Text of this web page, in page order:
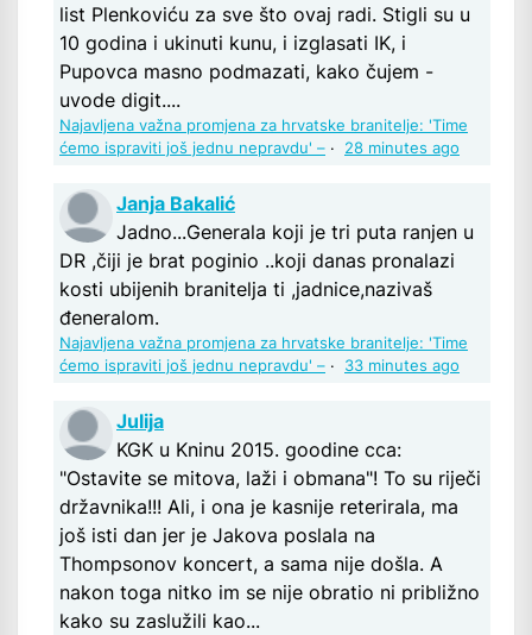
list Plenkoviću za sve što ovaj radi. Stigli su u
10 godina i ukinuti kunu, i izglasati IK, i
Pupovca masno podmazati, kako čujem -
uvode digit....
Najavljena važna promjena za hrvatske branitelje: 'Time
ćemo ispraviti još jednu nepravdu' – · 28 minutes ago
Janja Bakalić
Jadno...Generala koji je tri puta ranjen u
DR ,čiji je brat poginio ..koji danas pronalazi
kosti ubijenih branitelja ti ,jadnice,nazivaš
đeneralom.
Najavljena važna promjena za hrvatske branitelje: 'Time
ćemo ispraviti još jednu nepravdu' – · 33 minutes ago
Julija
KGK u Kninu 2015. goodine cca:
"Ostavite se mitova, laži i obmana"! To su riječi
državnika!!! Ali, i ona je kasnije reterirala, ma
još isti dan jer je Jakova poslala na
Thompsonov koncert, a sama nije došla. A
nakon toga nitko im se nije obratio ni približno
kako su zaslužili kao...